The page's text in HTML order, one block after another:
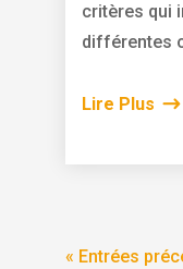
critères qui
différentes
Lire Plus
« Entrées